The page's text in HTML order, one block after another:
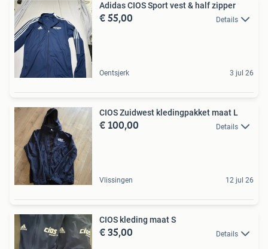
Adidas CIOS Sport vest & half zipper
€ 55,00 Details
Oentsjerk 3 jul 26
CIOS Zuidwest kledingpakket maat L
€ 100,00 Details
Vlissingen 12 jul 26
CIOS kleding maat S
€ 35,00 Details